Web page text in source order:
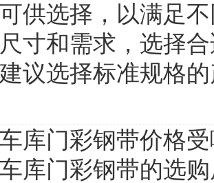
供选择，以满足
寸和需求，选择
议选择标准规格
车库门彩钢带价格
车库门彩钢带的选